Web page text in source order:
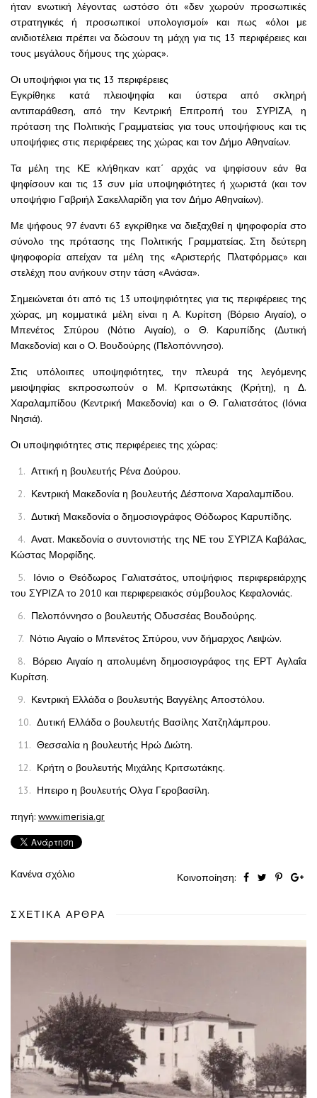
ήταν ενωτική λέγοντας ωστόσο ότι «δεν χωρούν προσωπικές
στρατηγικές ή προσωπικοί υπολογισμοί» και πως «όλοι με
ανιδιοτέλεια πρέπει να δώσουν τη μάχη για τις 13 περιφέρειες και
τους μεγάλους δήμους της χώρας».
Οι υποψήφιοι για τις 13 περιφέρειες
Εγκρίθηκε κατά πλειοψηφία και ύστερα από σκληρή
αντιπαράθεση, από την Κεντρική Επιτροπή του ΣΥΡΙΖΑ, η
πρόταση της Πολιτικής Γραμματείας για τους υποψήφιους και τις
υποψήφιες στις περιφέρειες της χώρας και τον Δήμο Αθηναίων.
Τα μέλη της ΚΕ κλήθηκαν κατ΄ αρχάς να ψηφίσουν εάν θα
ψηφίσουν και τις 13 συν μία υποψηφιότητες ή χωριστά (και τον
υποψήφιο Γαβριήλ Σακελλαρίδη για τον Δήμο Αθηναίων).
Με ψήφους 97 έναντι 63 εγκρίθηκε να διεξαχθεί η ψηφοφορία στο
σύνολο της πρότασης της Πολιτικής Γραμματείας. Στη δεύτερη
ψηφοφορία απείχαν τα μέλη της «Αριστερής Πλατφόρμας» και
στελέχη που ανήκουν στην τάση «Ανάσα».
Σημειώνεται ότι από τις 13 υποψηφιότητες για τις περιφέρειες της
χώρας, μη κομματικά μέλη είναι η Α. Κυρίτση (Βόρειο Αιγαίο), ο
Μπενέτος Σπύρου (Νότιο Αιγαίο), ο Θ. Καρυπίδης (Δυτική
Μακεδονία) και ο Ο. Βουδούρης (Πελοπόννησο).
Στις υπόλοιπες υποψηφιότητες, την πλευρά της λεγόμενης
μειοψηφίας εκπροσωπούν ο Μ. Κριτσωτάκης (Κρήτη), η Δ.
Χαραλαμπίδου (Κεντρική Μακεδονία) και ο Θ. Γαλιατσάτος (Ιόνια
Νησιά).
Οι υποψηφιότητες στις περιφέρειες της χώρας:
Αττική η βουλευτής Ρένα Δούρου.
Κεντρική Μακεδονία η βουλευτής Δέσποινα Χαραλαμπίδου.
Δυτική Μακεδονία ο δημοσιογράφος Θόδωρος Καρυπίδης.
Ανατ. Μακεδονία ο συντονιστής της ΝΕ του ΣΥΡΙΖΑ Καβάλας,
Κώστας Μορφίδης.
Ιόνιο ο Θεόδωρος Γαλιατσάτος, υποψήφιος περιφερειάρχης
του ΣΥΡΙΖΑ το 2010 και περιφερειακός σύμβουλος Κεφαλονιάς.
Πελοπόννησο ο βουλευτής Οδυσσέας Βουδούρης.
Νότιο Αιγαίο ο Μπενέτος Σπύρου, νυν δήμαρχος Λειψών.
Βόρειο Αιγαίο η απολυμένη δημοσιογράφος της ΕΡΤ Αγλαΐα
Κυρίτση.
Κεντρική Ελλάδα ο βουλευτής Βαγγέλης Αποστόλου.
Δυτική Ελλάδα ο βουλευτής Βασίλης Χατζηλάμπρου.
Θεσσαλία η βουλευτής Ηρώ Διώτη.
Κρήτη ο βουλευτής Μιχάλης Κριτσωτάκης.
Ηπειρο η βουλευτής Ολγα Γεροβασίλη.
πηγή: www.imerisia.gr
Κανένα σχόλιο Κοινοποίηση:
ΣΧΕΤΙΚΆ ΆΡΘΡΑ